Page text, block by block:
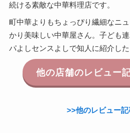
続ける素敵な中華料理店です。
町中華よりもちょっぴり繊細なニ
かり美味しい中華屋さん。子ども
パよしセンスよしで知人に紹介し
他の店舗のレビュー
>>他のレビュー記